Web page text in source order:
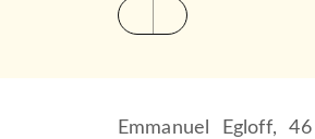
Emmanuel Egloff,